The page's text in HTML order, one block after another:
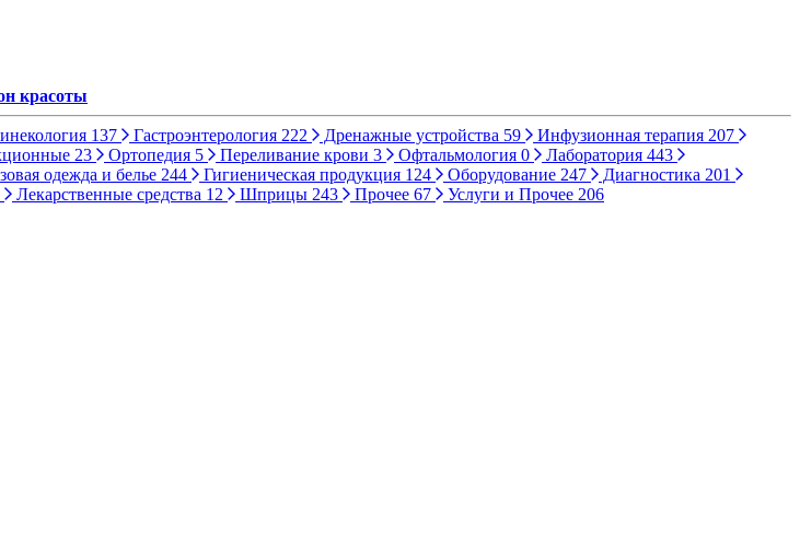
красоты
137 Гастроэнтерология 222 Дренажные устройства 59 Инфузионная терапия 207
23 Ортопедия 5 Переливание крови 3 Офтальмология 0 Лаборатория 443
одежда и белье 244 Гигиеническая продукция 124 Оборудование 247 Диагностика 201
Лекарственные средства 12 Шприцы 243 Прочее 67 Услуги и Прочее 206